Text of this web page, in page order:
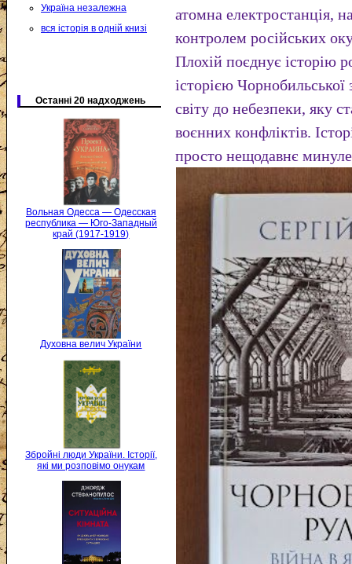
Україна незалежна
вся історія в одній книзі
Останні 20 надходжень
Вольная Одесса — Одесская
республика — Юго-Западный
край (1917-1919)
Духовна велич України
Збройні люди України. Історії,
які ми розповімо онукам
атомна електростанція,
контролем російських
Плохій поєднує історію
історією
світу до небезпеки, яку
воєнних конфліктів.
просто нещодавнє